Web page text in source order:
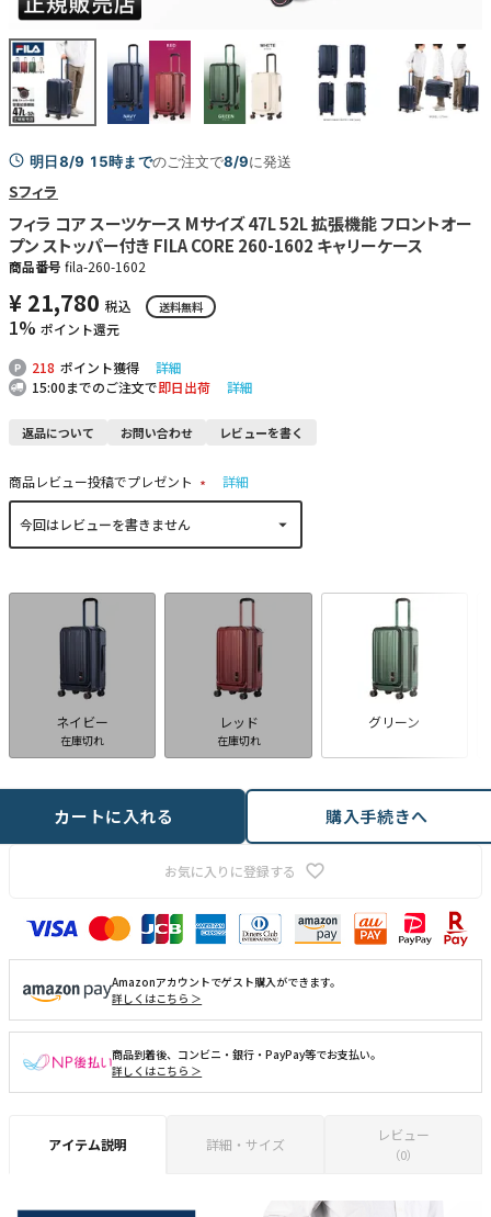
明日8/9 15時までのご注文で8/9に発送
Sフィラ
フィラ コア スーツケース Mサイズ 47L 52L 拡張機能 フロントオー
プン ストッパー付き FILA CORE 260-1602 キャリーケース
商品番号 fila-260-1602
¥ 21,780 税込 送料無料
1% ポイント還元
218 ポイント獲得
詳細
15:00までのご注文で即日出荷 詳細
返品について お問い合わせ レビューを書く
商品レビュー投稿でプレゼント
(
詳細
ネイビー
在庫切れ
レッド
在庫切れ
グリーン
お気に入りに登録する
カートに入れる 購入手続きへ
Amazonアカウントでゲスト購入ができます。
詳しくはこちら ＞
商品到着後、コンビニ・銀行・PayPay等でお支払い。
詳しくはこちら ＞
アイテム説明 詳細・サイズ
レビュー
（0）